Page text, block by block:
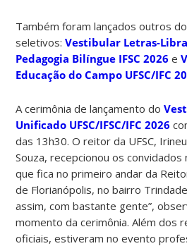
Também foram lançados outros
seletivos:Vestibular Letras-
Pedagogia Bilíngue IFSC 2026 e
Educação do Campo UFSC/IFC
A cerimônia de lançamento do
Unificado UFSC/IFSC/IFC 2026
das 13h30. O reitor da UFSC,
Souza, recepcionou os convidados
que fica no primeiro andar da
de Florianópolis, no bairro
assim, com bastante gente”,
momento da cerimônia. Além dos
oficiais, estiveram no evento